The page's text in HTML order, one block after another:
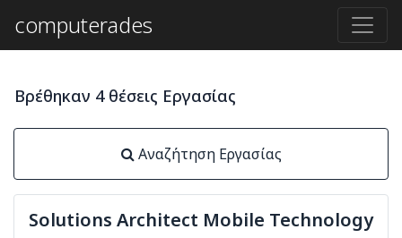
computerades
Βρέθηκαν 4 θέσεις Εργασίας
Αναζήτηση Εργασίας
Solutions Architect Mobile Technology